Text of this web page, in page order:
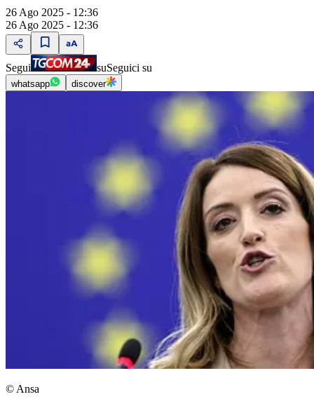
26 Ago 2025 - 12:36
26 Ago 2025 - 12:36
Segui suSeguici su
whatsapp discover
© Ansa